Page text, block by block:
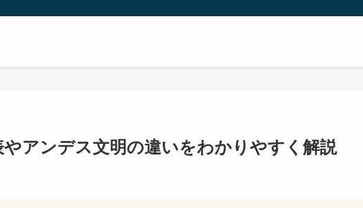
アンデス文明の違いをわかりやすく解説